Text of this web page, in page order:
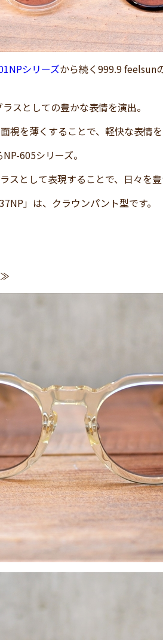
シリーズから続く999.9 feelsun
スとしての豊かな表情を演出。
視を薄くすることで、軽快な表情を
605シリーズ。
スとして表現することで、日々を豊
」は、クラウンパント型です。
≫